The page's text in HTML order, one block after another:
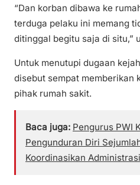
“Dan korban dibawa ke
terduga pelaku ini memang
ditinggal begitu saja di situ,”
Untuk menutupi dugaan
disebut sempat memberikan
pihak rumah sakit.
Baca juga: Pengurus PWI
Pengunduran Diri
Koordinasikan